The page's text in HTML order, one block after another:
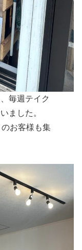
毎週テイク
ました。
お客様も集